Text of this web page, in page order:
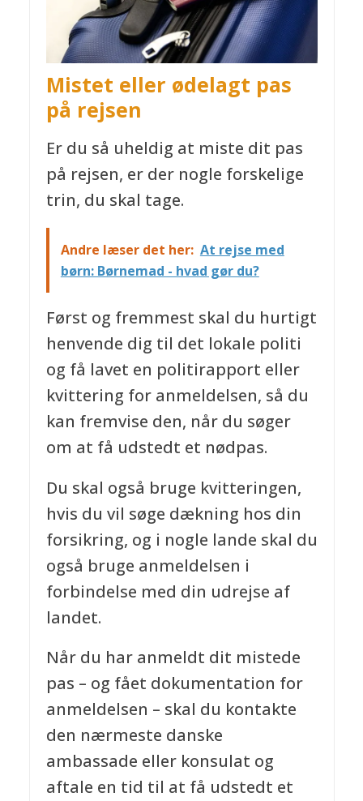
Mistet eller ødelagt pas
på rejsen
Er du så uheldig at miste dit pas
på rejsen, er der nogle forskelige
trin, du skal tage.
Andre læser det her: At rejse med
børn: Børnemad - hvad gør du?
Først og fremmest skal du hurtigt
henvende dig til det lokale politi
og få lavet en politirapport eller
kvittering for anmeldelsen, så du
kan fremvise den, når du søger
om at få udstedt et nødpas.
Du skal også bruge kvitteringen,
hvis du vil søge dækning hos din
forsikring, og i nogle lande skal du
også bruge anmeldelsen i
forbindelse med din udrejse af
landet.
Når du har anmeldt dit mistede
pas – og fået dokumentation for
anmeldelsen – skal du kontakte
den nærmeste danske
ambassade eller konsulat og
aftale en tid til at få udstedt et